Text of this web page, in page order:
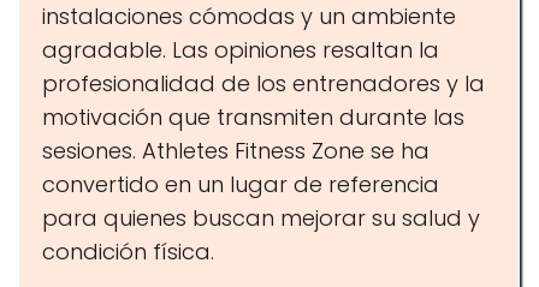
instalaciones cómodas y un ambiente
agradable. Las opiniones resaltan la
profesionalidad de los entrenadores y la
motivación que transmiten durante las
sesiones. Athletes Fitness Zone se ha
convertido en un lugar de referencia
para quienes buscan mejorar su salud y
condición física.